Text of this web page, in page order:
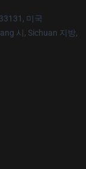
미국
시, Sichuan 지방,